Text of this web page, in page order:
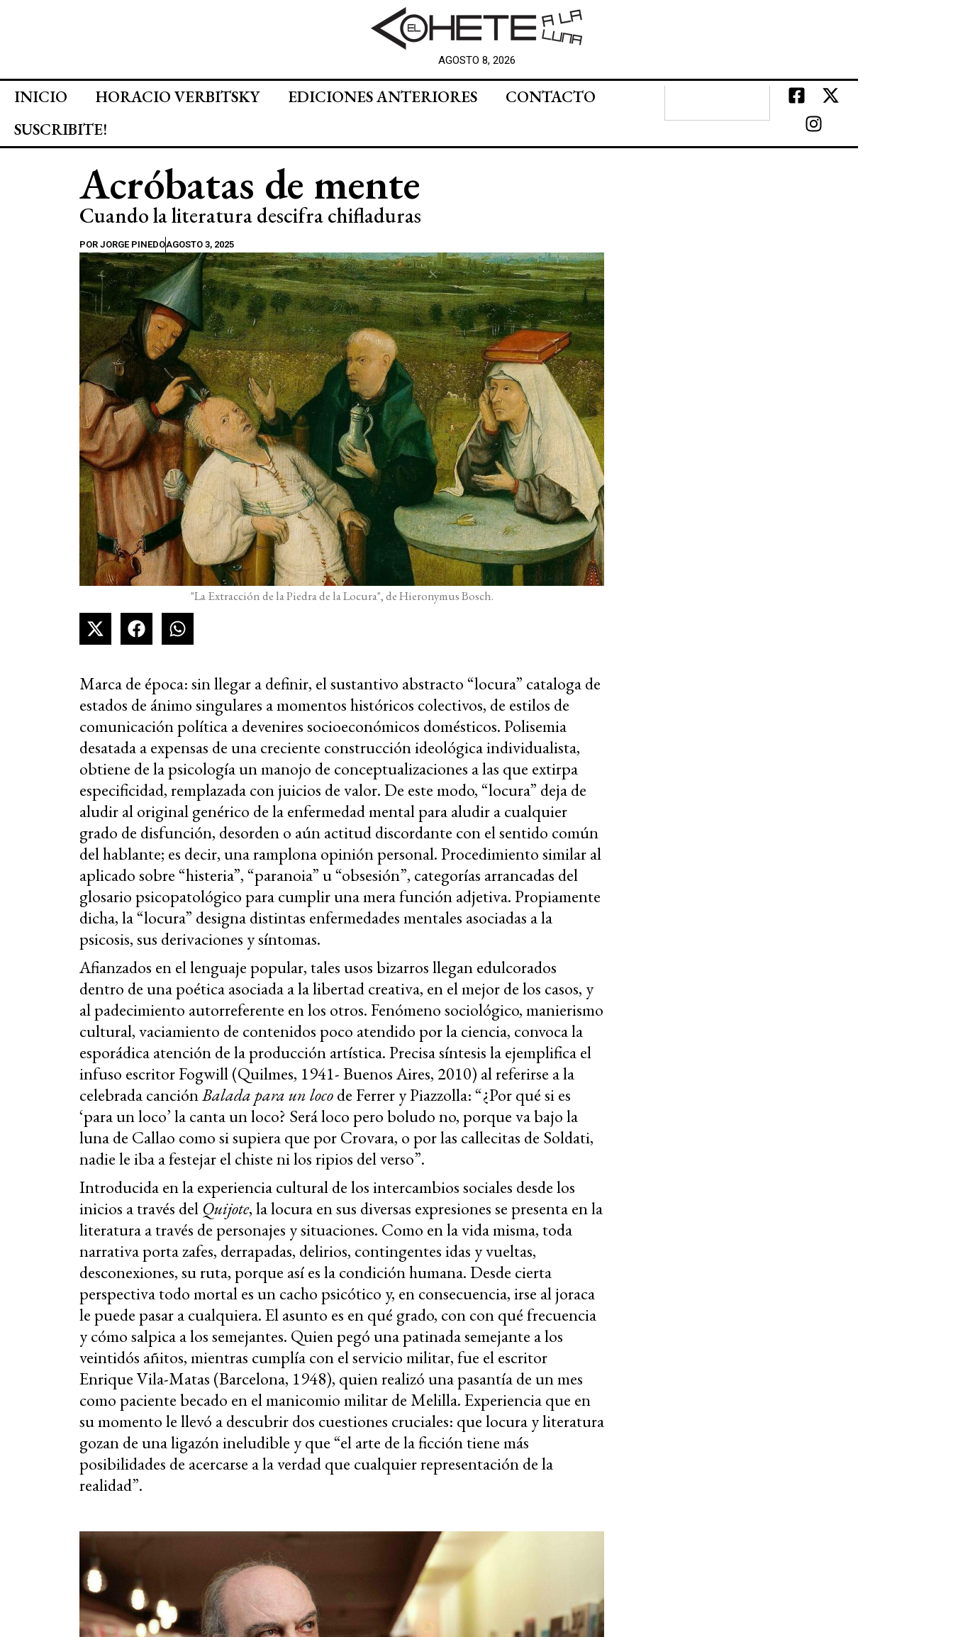
AGOSTO 8, 2026
INICIO HORACIO VERBITSKY EDICIONES ANTERIORES
CONTACTO
SUSCRIBITE!
Acróbatas de mente
Cuando la literatura descifra chifladuras
POR JORGE PINEDOAGOSTO 3, 2025
"La Extracción de la Piedra de la Locura", de Hieronymus Bosch.
Marca de época: sin llegar a definir, el sustantivo abstracto “locura” cataloga de
estados de ánimo singulares a momentos históricos colectivos, de estilos de
comunicación política a devenires socioeconómicos domésticos. Polisemia
desatada a expensas de una creciente construcción ideológica individualista,
obtiene de la psicología un manojo de conceptualizaciones a las que extirpa
especificidad, remplazada con juicios de valor. De este modo, “locura” deja de
aludir al original genérico de la enfermedad mental para aludir a cualquier
grado de disfunción, desorden o aún actitud discordante con el sentido común
del hablante; es decir, una ramplona opinión personal. Procedimiento similar al
aplicado sobre “histeria”, “paranoia” u “obsesión”, categorías arrancadas del
glosario psicopatológico para cumplir una mera función adjetiva. Propiamente
dicha, la “locura” designa distintas enfermedades mentales asociadas a la
psicosis, sus derivaciones y síntomas.
Afianzados en el lenguaje popular, tales usos bizarros llegan edulcorados
dentro de una poética asociada a la libertad creativa, en el mejor de los casos, y
al padecimiento autorreferente en los otros. Fenómeno sociológico, manierismo
cultural, vaciamiento de contenidos poco atendido por la ciencia, convoca la
esporádica atención de la producción artística. Precisa síntesis la ejemplifica el
infuso escritor Fogwill (Quilmes, 1941- Buenos Aires, 2010) al referirse a la
celebrada canciónBalada para un locode Ferrer y Piazzolla: “¿Por qué si es
‘para un loco’ la canta un loco? Será loco pero boludo no, porque va bajo la
luna de Callao como si supiera que por Crovara, o por las callecitas de Soldati,
nadie le iba a festejar el chiste ni los ripios del verso”.
Introducida en la experiencia cultural de los intercambios sociales desde los
inicios a través del Quijote, la locura en sus diversas expresiones se presenta en la
literatura a través de personajes y situaciones. Como en la vida misma, toda
narrativa porta zafes, derrapadas, delirios, contingentes idas y vueltas,
desconexiones, su ruta, porque así es la condición humana. Desde cierta
perspectiva todo mortal es un cacho psicótico y, en consecuencia, irse al joraca
le puede pasar a cualquiera. El asunto es en qué grado, con con qué frecuencia
y cómo salpica a los semejantes. Quien pegó una patinada semejante a los
veintidós añitos, mientras cumplía con el servicio militar, fue el escritor
Enrique Vila-Matas (Barcelona, 1948), quien realizó una pasantía de un mes
como paciente becado en el manicomio militar de Melilla. Experiencia que en
su momento le llevó a descubrir dos cuestiones cruciales: que locura y literatura
gozan de una ligazón ineludible y que “el arte de la ficción tiene más
posibilidades de acercarse a la verdad que cualquier representación de la
realidad”.